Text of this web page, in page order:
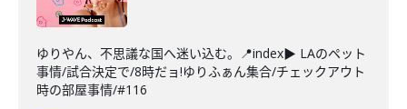
ゆりやん、不思議な国へ迷い込む。📍index▶ LAのペット
事情/試合決定で/8時だョ!ゆりふぁん集合/チェックアウト
時の部屋事情/#116